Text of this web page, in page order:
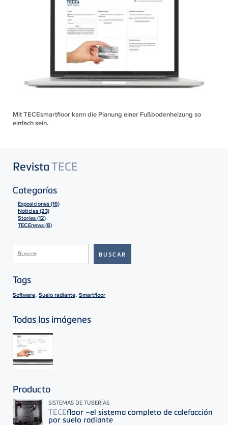
Mit TECEsmartfloor kann die Planung einer Fußbodenheizung so
einfach sein.
RevistaTECE
Categorías
Exposiciones (16)
Noticias (23)
Stories (12)
TECEnews (8)
Tags
Software, Suelo radiante, Smartfloor
Todas las imágenes
Producto
SISTEMAS DE TUBERÍAS
TECEfloor –el sistema completo de calefacción
por suelo radiante